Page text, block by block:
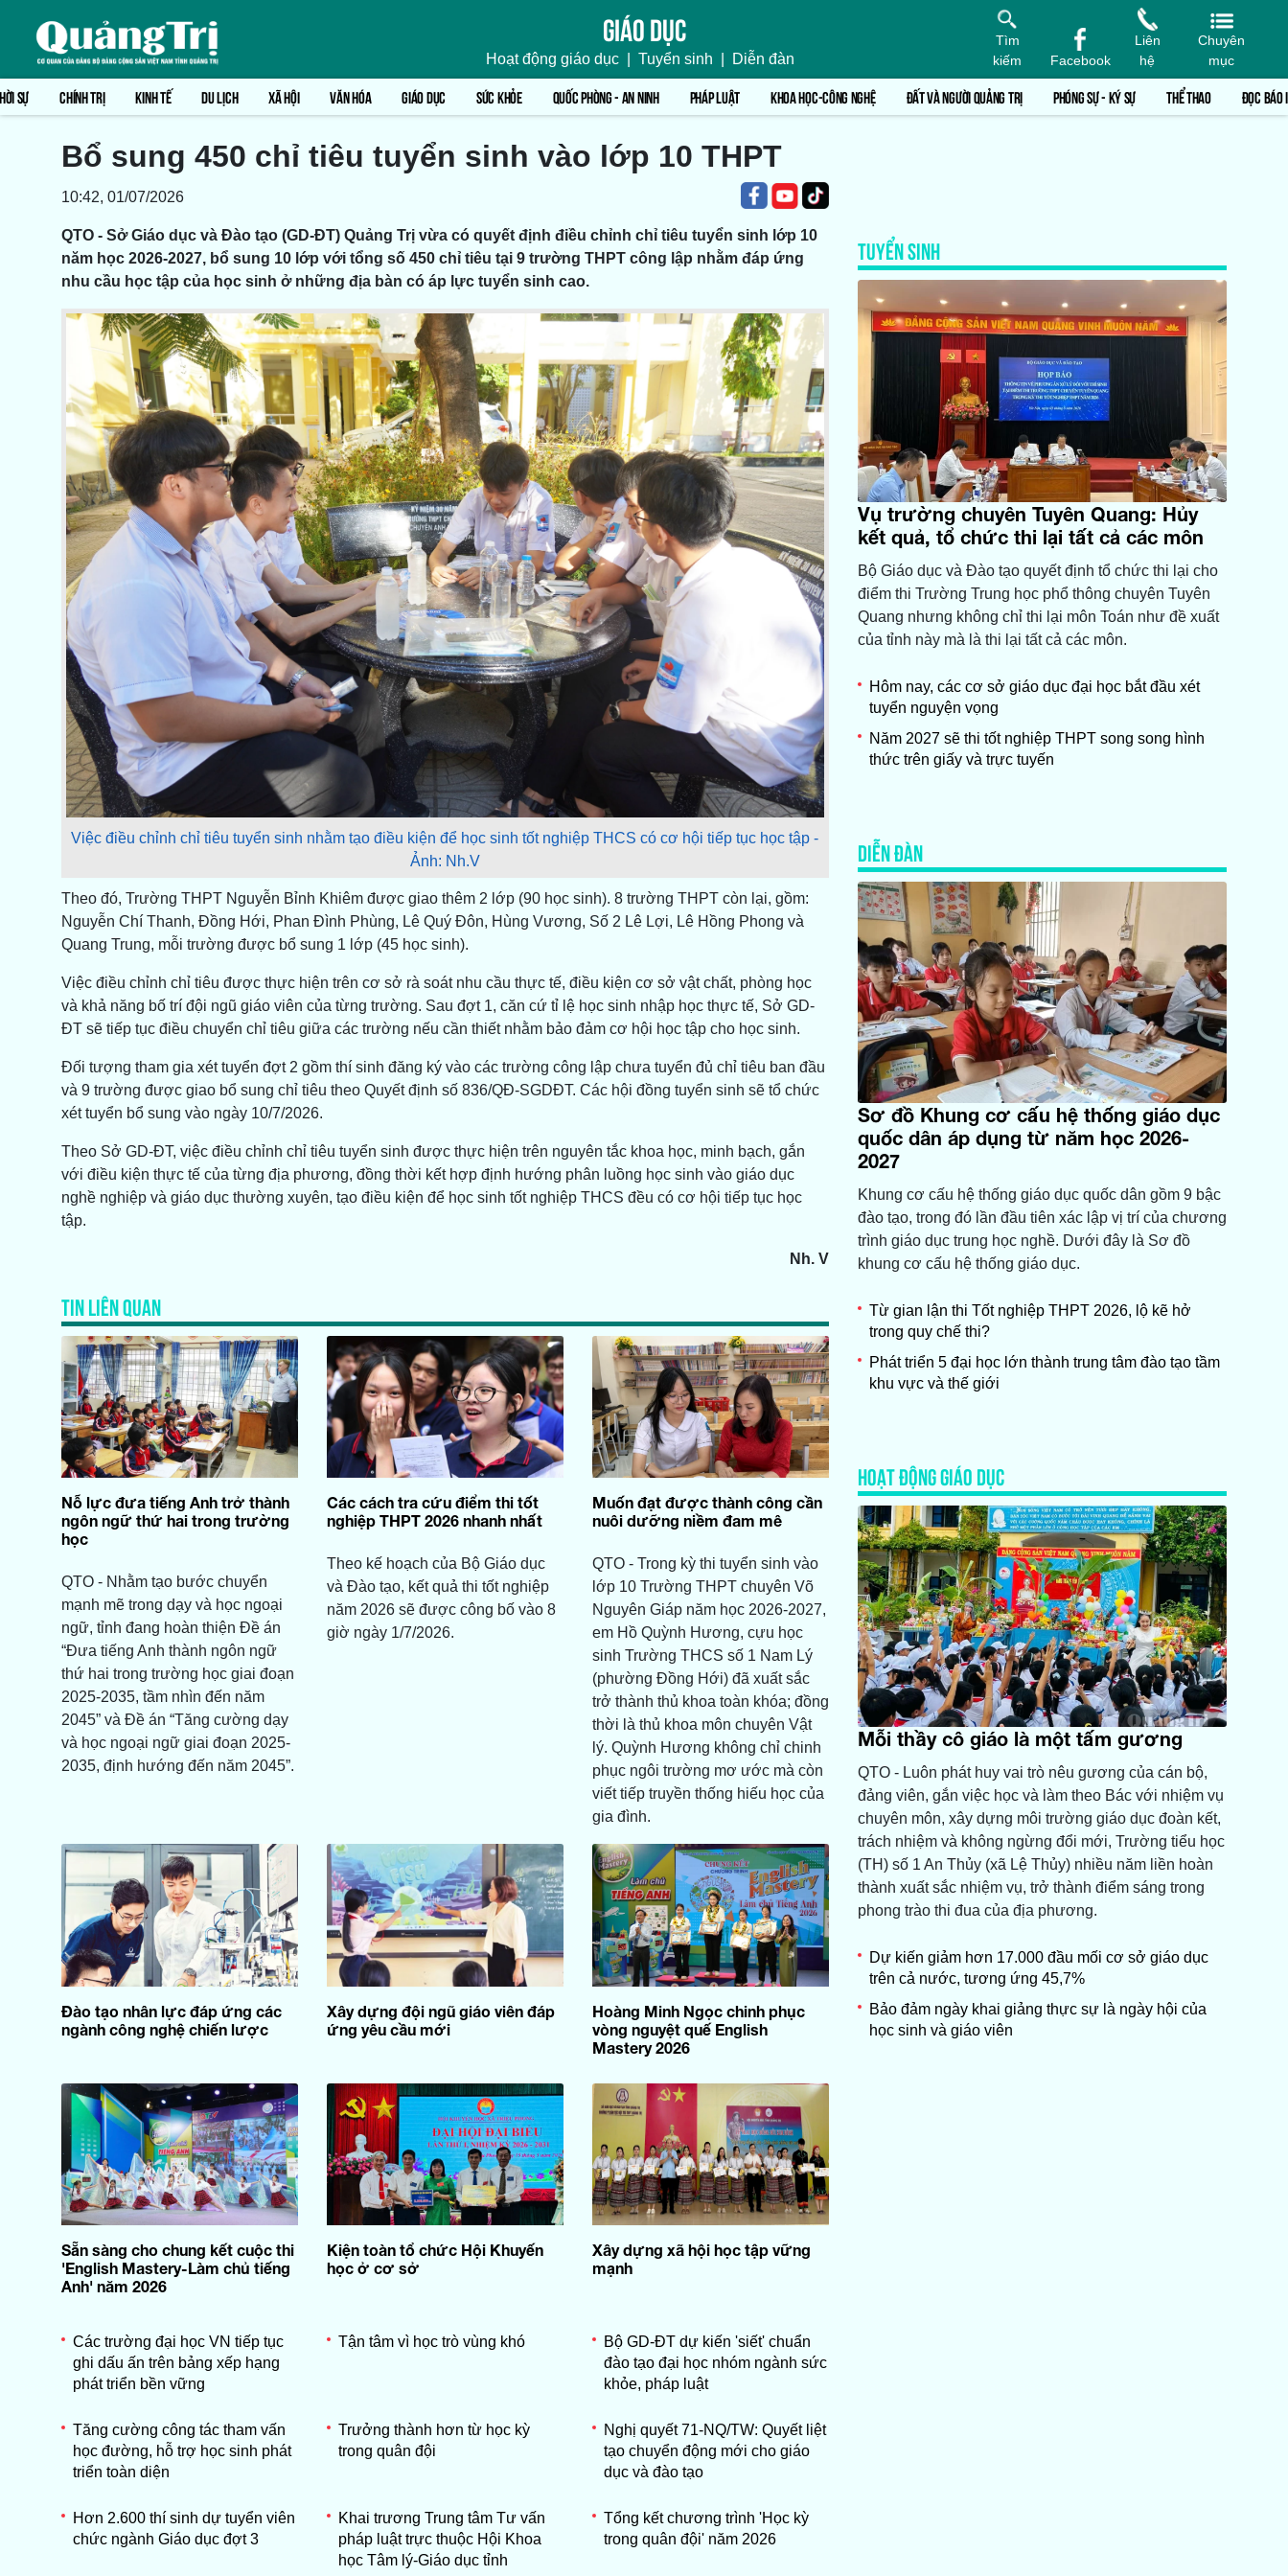
Giáo dục
Hoạt động giáo dục Tuyển sinh Diễn đàn
Tìm
kiếm
Facebook
Liên
hệ
Chuyên
mục
SỰ CHÍNH TRỊ KINH TẾ DU LỊCH XÃ HỘI VĂN HÓA GIÁO DỤC SỨC KHỎE QUỐC PHÒNG - AN NINH PHÁP LUẬT KHOA HỌC-CÔNG NGHỆ ĐẤT VÀ NGƯỜI QUẢNG TRỊ PHÓNG SỰ - KÝ SỰ THỂ THAO ĐỌC BÁO
Bổ sung 450 chỉ tiêu tuyển sinh vào lớp 10 THPT
10:42, 01/07/2026
QTO - Sở Giáo dục và Đào tạo (GD-ĐT) Quảng Trị vừa có quyết định điều chỉnh chỉ tiêu tuyển sinh lớp 10
năm học 2026-2027, bổ sung 10 lớp với tổng số 450 chỉ tiêu tại 9 trường THPT công lập nhằm đáp ứng
nhu cầu học tập của học sinh ở những địa bàn có áp lực tuyển sinh cao.
Việc điều chỉnh chỉ tiêu tuyển sinh nhằm tạo điều kiện để học sinh tốt nghiệp THCS có cơ hội tiếp tục học tập -
Ảnh: Nh.V
Theo đó, Trường THPT Nguyễn Bỉnh Khiêm được giao thêm 2 lớp (90 học sinh). 8 trường THPT còn lại, gồm:
Nguyễn Chí Thanh, Đồng Hới, Phan Đình Phùng, Lê Quý Đôn, Hùng Vương, Số 2 Lê Lợi, Lê Hồng Phong và
Quang Trung, mỗi trường được bổ sung 1 lớp (45 học sinh).
Việc điều chỉnh chỉ tiêu được thực hiện trên cơ sở rà soát nhu cầu thực tế, điều kiện cơ sở vật chất, phòng học
và khả năng bố trí đội ngũ giáo viên của từng trường. Sau đợt 1, căn cứ tỉ lệ học sinh nhập học thực tế, Sở GD-
ĐT sẽ tiếp tục điều chuyển chỉ tiêu giữa các trường nếu cần thiết nhằm bảo đảm cơ hội học tập cho học sinh.
Đối tượng tham gia xét tuyển đợt 2 gồm thí sinh đăng ký vào các trường công lập chưa tuyển đủ chỉ tiêu ban đầu
và 9 trường được giao bổ sung chỉ tiêu theo Quyết định số 836/QĐ-SGDĐT. Các hội đồng tuyển sinh sẽ tổ chức
xét tuyển bổ sung vào ngày 10/7/2026.
Theo Sở GD-ĐT, việc điều chỉnh chỉ tiêu tuyển sinh được thực hiện trên nguyên tắc khoa học, minh bạch, gắn
với điều kiện thực tế của từng địa phương, đồng thời kết hợp định hướng phân luồng học sinh vào giáo dục
nghề nghiệp và giáo dục thường xuyên, tạo điều kiện để học sinh tốt nghiệp THCS đều có cơ hội tiếp tục học
tập.
Nh. V
TIN LIÊN QUAN
Nỗ lực đưa tiếng Anh trở thành
ngôn ngữ thứ hai trong trường
học
QTO - Nhằm tạo bước chuyển
mạnh mẽ trong dạy và học ngoại
ngữ, tỉnh đang hoàn thiện Đề án
“Đưa tiếng Anh thành ngôn ngữ
thứ hai trong trường học giai đoạn
2025-2035, tầm nhìn đến năm
2045” và Đề án “Tăng cường dạy
và học ngoại ngữ giai đoạn 2025-
2035, định hướng đến năm 2045”.
Các cách tra cứu điểm thi tốt
nghiệp THPT 2026 nhanh nhất
Theo kế hoạch của Bộ Giáo dục
và Đào tạo, kết quả thi tốt nghiệp
năm 2026 sẽ được công bố vào 8
giờ ngày 1/7/2026.
Muốn đạt được thành công cần
nuôi dưỡng niềm đam mê
QTO - Trong kỳ thi tuyển sinh vào
lớp 10 Trường THPT chuyên Võ
Nguyên Giáp năm học 2026-2027,
em Hồ Quỳnh Hương, cựu học
sinh Trường THCS số 1 Nam Lý
(phường Đồng Hới) đã xuất sắc
trở thành thủ khoa toàn khóa; đồng
thời là thủ khoa môn chuyên Vật
lý. Quỳnh Hương không chỉ chinh
phục ngôi trường mơ ước mà còn
viết tiếp truyền thống hiếu học của
gia đình.
Đào tạo nhân lực đáp ứng các
ngành công nghệ chiến lược
Xây dựng đội ngũ giáo viên đáp
ứng yêu cầu mới
Hoàng Minh Ngọc chinh phục
vòng nguyệt quế English
Mastery 2026
Sẵn sàng cho chung kết cuộc thi
'English Mastery-Làm chủ tiếng
Anh' năm 2026
Kiện toàn tổ chức Hội Khuyến
học ở cơ sở
Xây dựng xã hội học tập vững
mạnh
Các trường đại học VN tiếp tục
ghi dấu ấn trên bảng xếp hạng
phát triển bền vững
Tận tâm vì học trò vùng khó
Bộ GD-ĐT dự kiến 'siết' chuẩn
đào tạo đại học nhóm ngành sức
khỏe, pháp luật
Tăng cường công tác tham vấn
học đường, hỗ trợ học sinh phát
triển toàn diện
Trưởng thành hơn từ học kỳ
trong quân đội
Nghị quyết 71-NQ/TW: Quyết liệt
tạo chuyển động mới cho giáo
dục và đào tạo
Hơn 2.600 thí sinh dự tuyển viên
chức ngành Giáo dục đợt 3
Khai trương Trung tâm Tư vấn
pháp luật trực thuộc Hội Khoa
học Tâm lý-Giáo dục tỉnh
Tổng kết chương trình 'Học kỳ
trong quân đội' năm 2026
TUYỂN SINH
Vụ trường chuyên Tuyên Quang: Hủy
kết quả, tổ chức thi lại tất cả các môn
Bộ Giáo dục và Đào tạo quyết định tổ chức thi lại cho
điểm thi Trường Trung học phổ thông chuyên Tuyên
Quang nhưng không chỉ thi lại môn Toán như đề xuất
của tỉnh này mà là thi lại tất cả các môn.
Hôm nay, các cơ sở giáo dục đại học bắt đầu xét
tuyển nguyện vọng
Năm 2027 sẽ thi tốt nghiệp THPT song song hình
thức trên giấy và trực tuyến
DIỄN ĐÀN
Sơ đồ Khung cơ cấu hệ thống giáo dục
quốc dân áp dụng từ năm học 2026-
2027
Khung cơ cấu hệ thống giáo dục quốc dân gồm 9 bậc
đào tạo, trong đó lần đầu tiên xác lập vị trí của chương
trình giáo dục trung học nghề. Dưới đây là Sơ đồ
khung cơ cấu hệ thống giáo dục.
Từ gian lận thi Tốt nghiệp THPT 2026, lộ kẽ hở
trong quy chế thi?
Phát triển 5 đại học lớn thành trung tâm đào tạo tầm
khu vực và thế giới
HOẠT ĐỘNG GIÁO DỤC
Mỗi thầy cô giáo là một tấm gương
QTO - Luôn phát huy vai trò nêu gương của cán bộ,
đảng viên, gắn việc học và làm theo Bác với nhiệm vụ
chuyên môn, xây dựng môi trường giáo dục đoàn kết,
trách nhiệm và không ngừng đổi mới, Trường tiểu học
(TH) số 1 An Thủy (xã Lệ Thủy) nhiều năm liền hoàn
thành xuất sắc nhiệm vụ, trở thành điểm sáng trong
phong trào thi đua của địa phương.
Dự kiến giảm hơn 17.000 đầu mối cơ sở giáo dục
trên cả nước, tương ứng 45,7%
Bảo đảm ngày khai giảng thực sự là ngày hội của
học sinh và giáo viên